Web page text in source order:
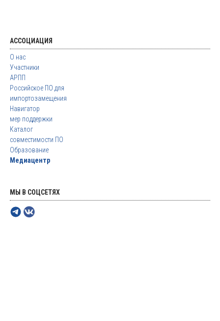
АССОЦИАЦИЯ
О нас
Участники
АРПП
Российское ПО для
импортозамещения
Навигатор
мер поддержки
Каталог
совместимости ПО
Образование
Медиацентр
МЫ В СОЦСЕТЯХ